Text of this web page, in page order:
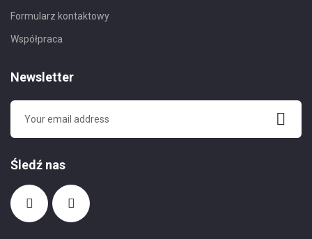
Formularz kontaktowy
Współpraca
Newsletter
Śledź nas